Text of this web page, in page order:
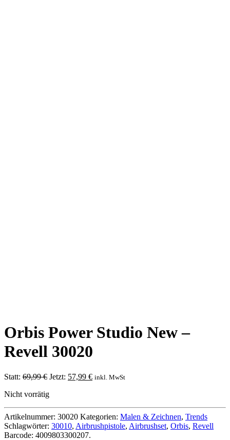
Orbis Power Studio New –
Revell 30020
Statt: 69,99€ Ursprünglicher
war:
Jetzt: 57,99 €Aktueller
inkl. MwSt
Nicht vorrätig
Artikelnummer: 30020 Kategorien: Malen & Zeichnen, Trends
Schlagwörter: 30010, Airbrushpistole, Airbrushset, Orbis, Revell
Barcode: 4009803300207.